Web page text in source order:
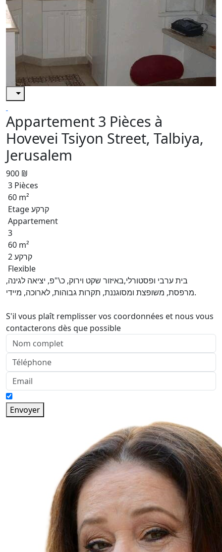
Appartement 3 Pièces à
Hovevei Tsiyon Street, Talbiya,
Jerusalem
900 ₪
3 Pièces
60 m²
Etage קרקע
Appartement
3
60 m²
קרקע 2
Flexible
בית ערבי ופסטורלי,באיזור שקט וירוק, כ\"פ, יציאה לגינה,
מרפסת, משופצת ומסוגננת, תקרות גבוהות, לארוכה, מיידי.
S'il vous plaît remplisser vos coordonnées et nous vous
contacterons dès que possible
Envoyer